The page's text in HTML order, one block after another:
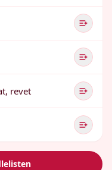
revet